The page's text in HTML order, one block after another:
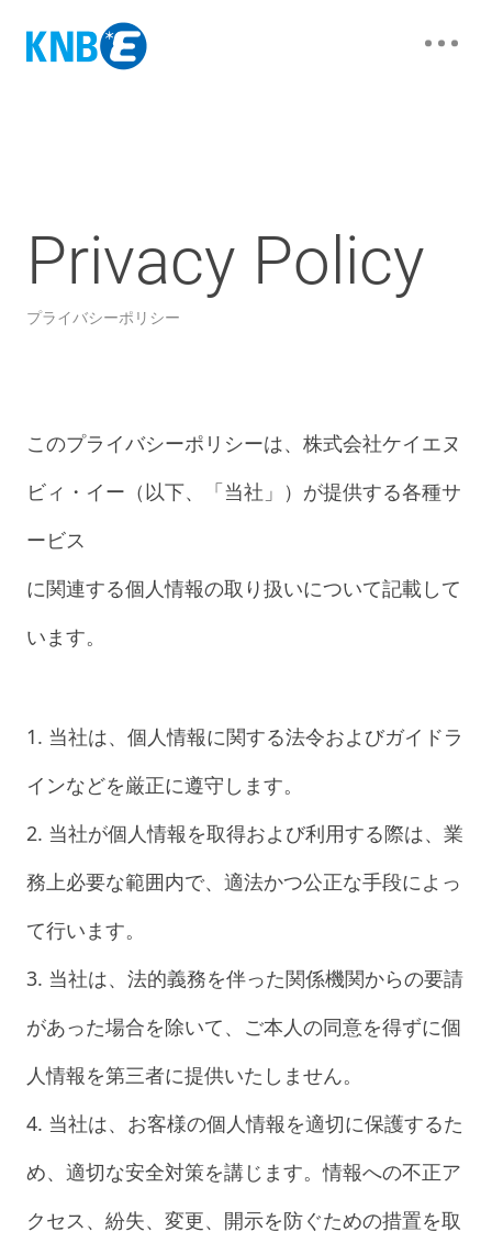
Privacy Policy
プライバシーポリシー
このプライバシーポリシーは、株式会社ケイエヌ
ビィ・イー（以下、「当社」）が提供する各種サ
ービス
に関連する個人情報の取り扱いについて記載して
います。
1. 当社は、個人情報に関する法令およびガイドラ
インなどを厳正に遵守します。
2. 当社が個人情報を取得および利用する際は、業
務上必要な範囲内で、適法かつ公正な手段によっ
て行います。
3. 当社は、法的義務を伴った関係機関からの要請
があった場合を除いて、ご本人の同意を得ずに個
人情報を第三者に提供いたしません。
4. 当社は、お客様の個人情報を適切に保護するた
め、適切な安全対策を講じます。情報への不正ア
クセス、紛失、変更、開示を防ぐための措置を取